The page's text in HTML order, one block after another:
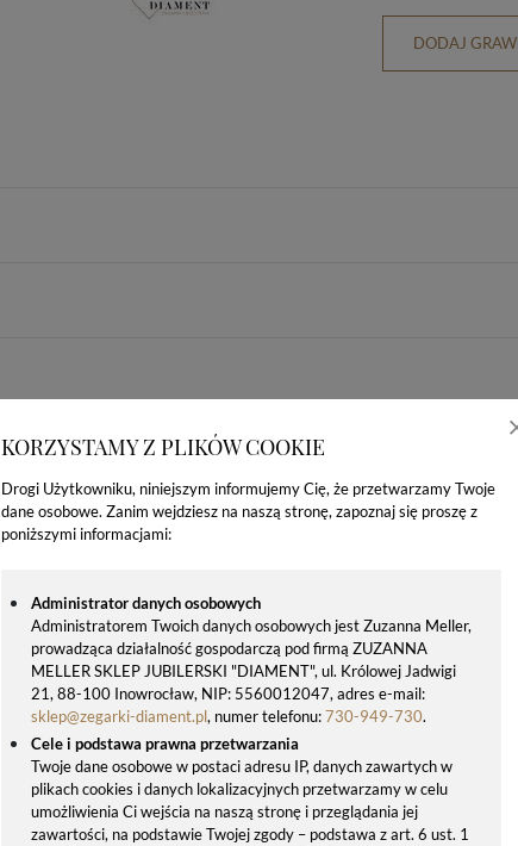
KORZYSTAMY Z PLIKÓW COOKIE
Drogi Użytkowniku, niniejszym informujemy Cię, że przetwarzamy Twoje
dane osobowe. Zanim wejdziesz na naszą stronę, zapoznaj się proszę z
poniższymi informacjami:
Administrator danych osobowych
Administratorem Twoich danych osobowych jest Zuzanna Meller,
prowadząca działalność gospodarczą pod firmą ZUZANNA
MELLER SKLEP JUBILERSKI "DIAMENT", ul. Królowej Jadwigi
21, 88-100 Inowrocław, NIP: 5560012047, adres e-mail:
sklep@zegarki-diament.pl, numer telefonu:730-949-730.
Cele i podstawa prawna przetwarzania
Twoje dane osobowe w postaci adresu IP, danych zawartych w
plikach cookies i danych lokalizacyjnych przetwarzamy w celu
umożliwienia Ci wejścia na naszą stronę i przeglądania jej
zawartości, na podstawie Twojej zgody – podstawa z art. 6 ust. 1
DODAJ
OSTATNIO OGLĄDANE PRODUKTY